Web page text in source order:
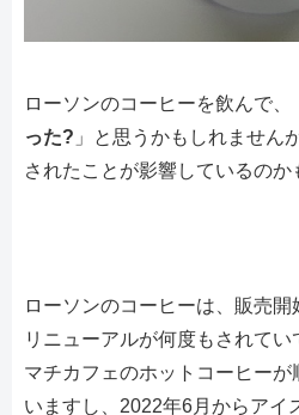
ローソンのコーヒーを飲んで、
った? 」と思うかもしれません
されたことが影響しているのか
ローソンのコーヒーは、販売
リニューアルが何度もされてい
マチカフェのホットコーヒー
いますし、2022年6月からアイ